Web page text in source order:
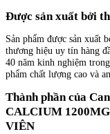
Được sản xuất bởi
Sản phẩm được sản xuất
thương hiệu uy tín hàng
40 năm kinh nghiệm
phẩm chất lượng cao và
Thành phần của
CALCIUM
VIÊN